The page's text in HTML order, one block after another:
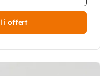
i offert